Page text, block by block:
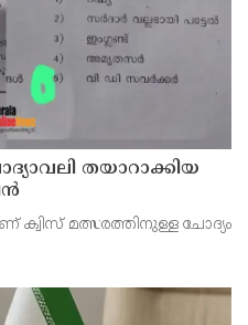
തയാറാക്കിയ
ക്വിസ് മത്സരത്തിനുള്ള ചോദ്യം